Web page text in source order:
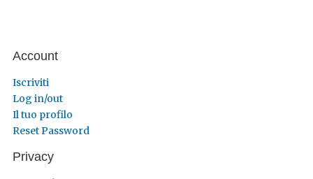
Account
Iscriviti
Log in/out
Il tuo profilo
Reset Password
Privacy